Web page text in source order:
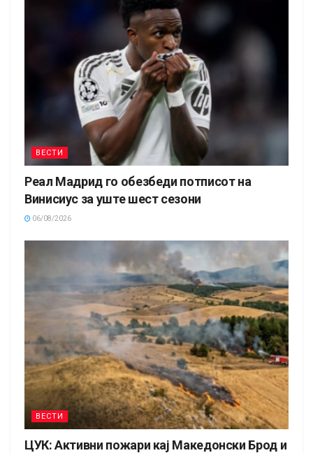
ВЕСТИ
Реал Мадрид го обезбеди потписот на
Винисиус за уште шест сезони
06/08/2026
ВЕСТИ
ЦУК: Активни пожари кај Македонски Брод и